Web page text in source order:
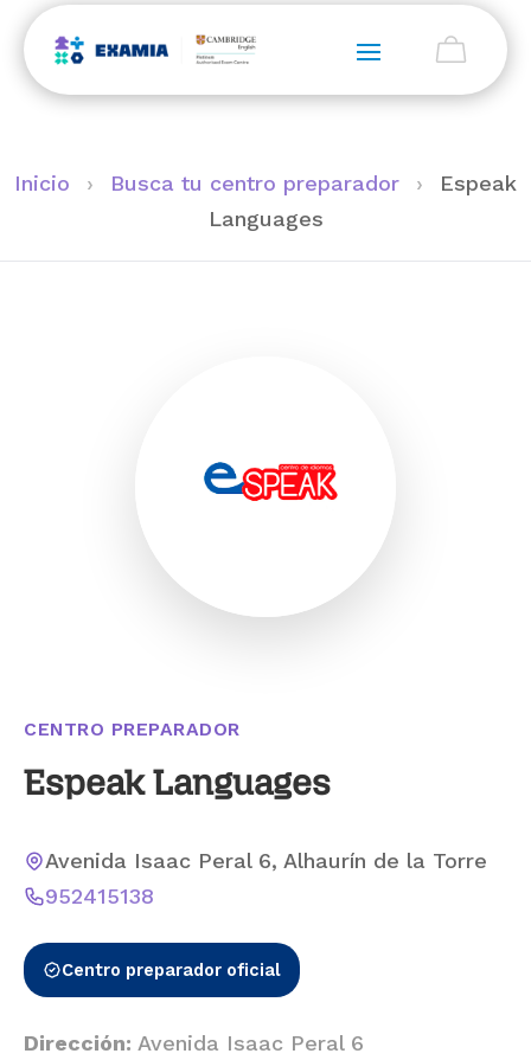
Inicio › Busca tu centro preparador ›
Espeak
Languages
CENTRO PREPARADOR
Espeak Languages
Avenida Isaac Peral 6, Alhaurín de la Torre
952415138
Centro preparador oficial
Dirección: Avenida Isaac Peral 6